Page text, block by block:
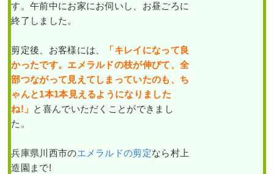
す。午前中にお家にお伺いし、お昼ごろに
終了しました。
剪定後、お客様には、
「キレイになって良
かったです。エメラルドの枝が伸びて、全
部つながって見えてしまっていたのも、ち
ゃんと1本1本見えるようになりました
ね!」 と喜んでいただくことができまし
た。
兵庫県川西市のエメラルドの剪定なら村上
造園まで!